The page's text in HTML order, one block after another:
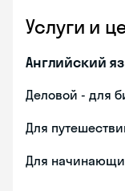
Услуги и
Английский
Деловой - для
Для
Для